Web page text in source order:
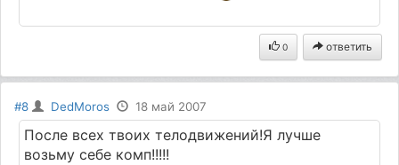
0 ответить
#8 DedMoros 18 май 2007
После всех твоих телодвижений!Я лучше
возьму себе комп!!!!!